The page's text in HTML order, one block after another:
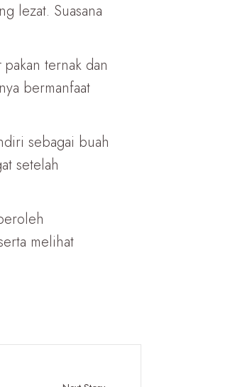
lezat. Suasana
pakan ternak dan
bermanfaat
sebagai buah
setelah
melihat